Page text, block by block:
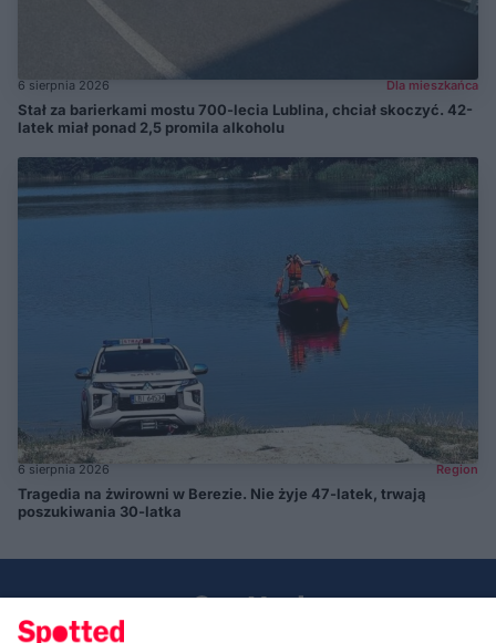
6 sierpnia 2026 Dla mieszkańca
Stał za barierkami mostu 700-lecia Lublina, chciał skoczyć. 42-
latek miał ponad 2,5 promila alkoholu
6 sierpnia 2026 Region
Tragedia na żwirowni w Berezie. Nie żyje 47-latek, trwają
poszukiwania 30-latka